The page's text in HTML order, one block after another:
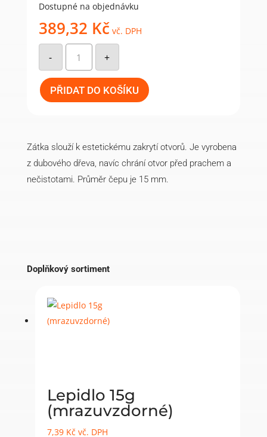
Dostupné na objednávku
389,32 Kč vč. DPH
-
Zaslepovací
zátka
dubová
průměr
čepu
15
mm
(50
+
PŘIDAT DO KOŠÍKU
Zátka slouží k estetickému zakrytí otvorů. Je vyrobena
z dubového dřeva, navíc chrání otvor před prachem a
nečistotami. Průměr čepu je 15 mm.
Doplňkový sortiment
Lepidlo 15g
(mrazuvzdorné)
7,39 Kč vč. DPH